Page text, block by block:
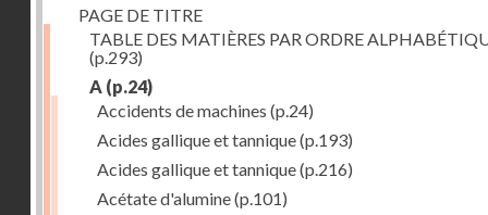
PAGE DE TITRE
TABLE DES MATIÈRES PAR ORDRE
(p.293)
A (p.24)
Accidents de machines (p.24)
Acides gallique et tannique(p.193)
Acides gallique et tannique(p.216)
Acétate d'alumine(p.101)